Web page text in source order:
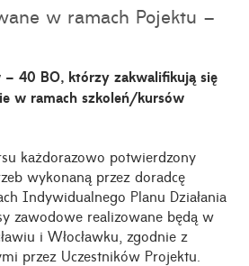
w ramach Pojektu –
40 BO, którzy zakwalifikują się
w ramach szkoleń/kursów
każdorazowo potwierdzony
wykonaną przez doradcę
Indywidualnego Planu Działania
zawodowe realizowane będą w
i Włocławku, zgodnie z
przez Uczestników Projektu.